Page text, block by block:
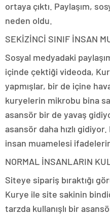
ortaya çıktı. Paylaşım,
neden oldu.
SEKİZİNCİ SINIF İNSAN
Sosyal medyadaki
içinde çektiği videoda,
yapmışlar, bir de içine
kuryelerin mikrobu bina
asansör bir de yavaş
asansör daha hızlı
insan muamelesi
NORMAL İNSANLARIN
Siteye sipariş bıraktığı
Kurye ile site sakinin
tarzda kullanışlı bir